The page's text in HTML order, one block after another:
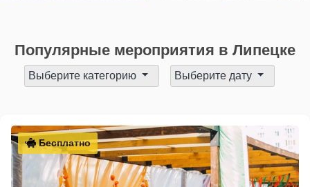
Популярные мероприятия в Липецке
Выберите категорию Выберите дату
Бесплатно